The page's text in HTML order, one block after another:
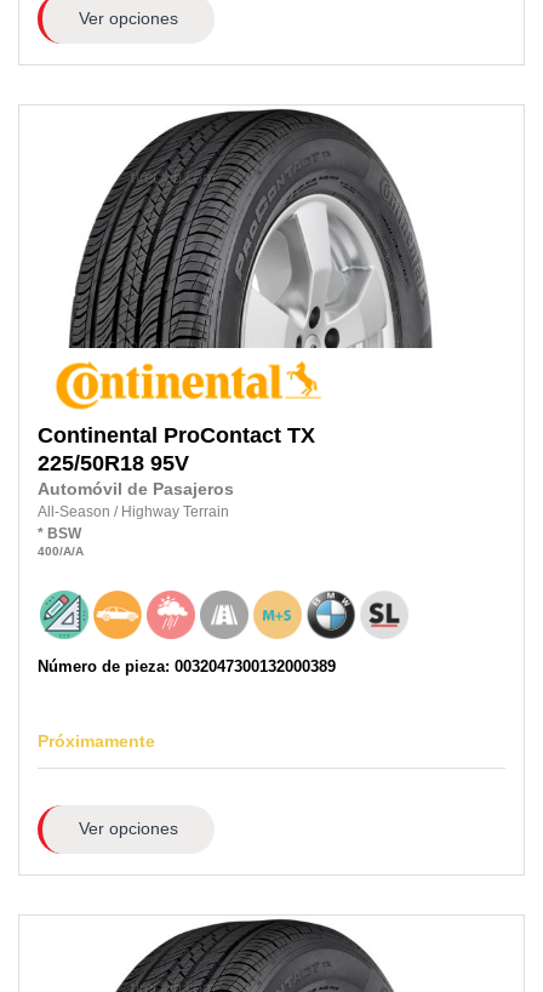
Ver opciones
Continental ProContact TX
225/50R18 95V
Automóvil de Pasajeros
All-Season / Highway Terrain
* BSW
400/A/A
Número de pieza: 0032047300132000389
Próximamente
Ver opciones